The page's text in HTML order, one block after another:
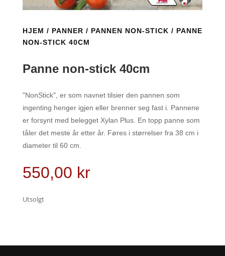
HJEM / PANNER / PANNEN NON-STICK / PANNE
NON-STICK 40CM
Panne non-stick 40cm
"NonStick", er som navnet tilsier den pannen som
ingenting henger igjen eller brenner seg fast i. Pannene
er forsynt med belegget Xylan Plus. En topp panne som
tåler det meste år etter år. Føres i størrelser fra 38 cm i
diameter til 60 cm.
550,00 kr
Utsolgt